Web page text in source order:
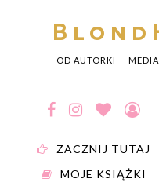
OD AUTORKI MEDIA
ZACZNIJ TUTAJ
MOJE KSIĄŻKI